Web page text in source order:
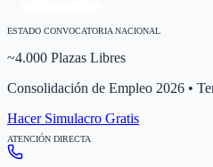
ESTADO CONVOCATORIA NACIONAL
~4.000 Plazas Libres
Consolidación de Empleo 2026 •
Hacer Simulacro Gratis
ATENCIÓN DIRECTA